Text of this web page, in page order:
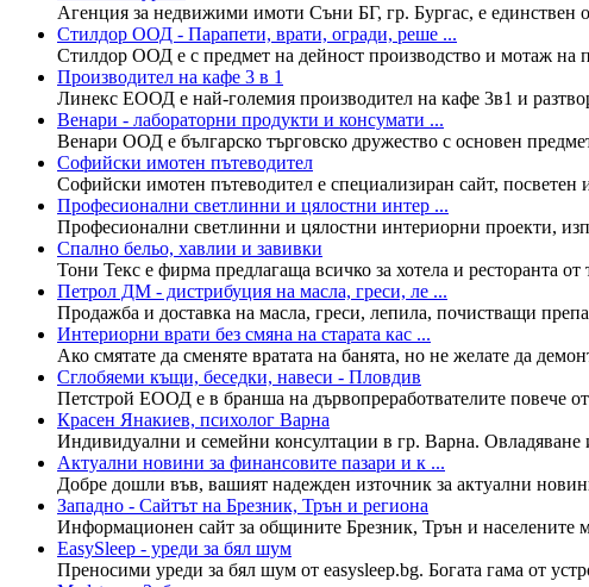
Агенция за недвижими имоти Съни БГ, гр. Бургас, е единствен
Стилдор ООД - Парапети, врати, огради, реше ...
Стилдор ООД е с предмет на дейност производство и мотаж на
Производител на кафе 3 в 1
Линекс ЕООД е най-големия производител на кафе 3в1 и
Венари - лабораторни продукти и консумати ...
Венари ООД е българско търговско дружество с основен
Софийски имотен пътеводител
Софийски имотен пътеводител е специализиран сайт,
Професионални светлинни и цялостни интер ...
Професионални светлинни и цялостни интериорни проекти,
Спално бельо, хавлии и завивки
Тони Текс е фирма предлагаща всичко за хотела и ресторанта
Петрол ДМ - дистрибуция на масла, греси, ле ...
Продажба и доставка на масла, греси, лепила, почистващи
Интериорни врати без смяна на старата кас ...
Ако смятате да сменяте вратата на банята, но не желате да
Сглобяеми къщи, беседки, навеси - Пловдив
Петстрой ЕООД е в бранша на дървопреработвателите повече
Красен Янакиев, психолог Варна
Индивидуални и семейни консултации в гр. Варна. Овладяване
Актуални новини за финансовите пазари и к ...
Добре дошли във, вашият надежден източник за актуални
Западно - Сайтът на Брезник, Трън и региона
Информационен сайт за общините Брезник, Трън и населените
EasySleep - уреди за бял шум
Преносими уреди за бял шум от easysleep.bg. Богата гама от